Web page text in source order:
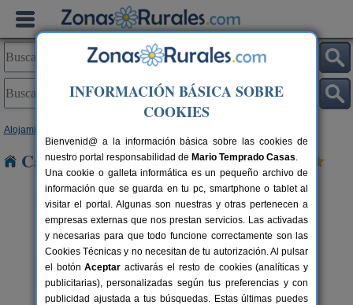
Alojamientos
Casas Rurales cerca de Calafat
2-20 pers.
desde25 €
Lo Trabucador Alojamiento Rural
Poble Nou del Delta (Tarragona)
INFORMACIÓN BÁSICA SOBRE
COOKIES
Bienvenid@ a la información básica sobre las cookies de
nuestro portal responsabilidad de Mario Temprado Casas.
Una cookie o galleta informática es un pequeño archivo de
información que se guarda en tu pc, smartphone o tablet al
visitar el portal. Algunas son nuestras y otras pertenecen a
empresas externas que nos prestan servicios. Las activadas
y necesarias para que todo funcione correctamente son las
Cookies Técnicas y no necesitan de tu autorización. Al pulsar
el botónAceptar activarás el resto de cookies (analíticas y
publicitarias), personalizadas según tus preferencias y con
publicidad ajustada a tus búsquedas. Estas últimas puedes